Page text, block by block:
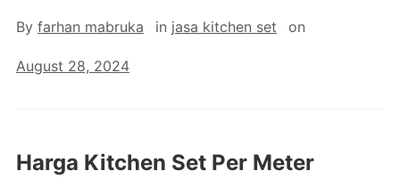
By farhan mabruka in jasa kitchen set on
August 28, 2024
Harga Kitchen Set Per Meter